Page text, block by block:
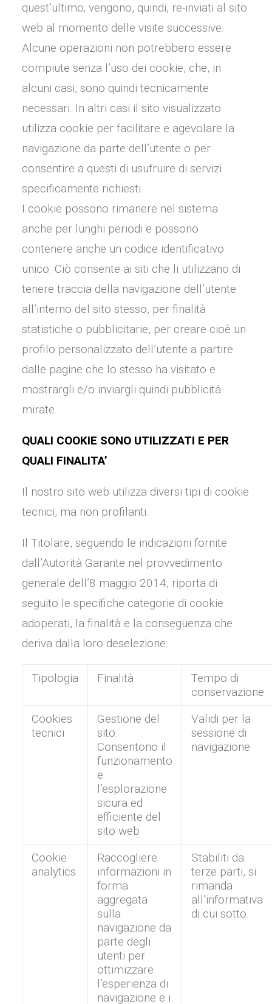
quest’ultimo; vengono, quindi, re-inviati al sito
web al momento delle visite successive.
Alcune operazioni non potrebbero essere
compiute senza l’uso dei cookie, che, in
alcuni casi, sono quindi tecnicamente
necessari. In altri casi il sito visualizzato
utilizza cookie per facilitare e agevolare la
navigazione da parte dell’utente o per
consentire a questi di usufruire di servizi
specificamente richiesti.
I cookie possono rimanere nel sistema
anche per lunghi periodi e possono
contenere anche un codice identificativo
unico. Ciò consente ai siti che li utilizzano di
tenere traccia della navigazione dell’utente
all’interno del sito stesso, per finalità
statistiche o pubblicitarie, per creare cioè un
profilo personalizzato dell’utente a partire
dalle pagine che lo stesso ha visitato e
mostrargli e/o inviargli quindi pubblicità
mirate.
QUALI COOKIE SONO UTILIZZATI E PER
QUALI FINALITA’
Il nostro sito web utilizza diversi tipi di cookie
tecnici, ma non profilanti.
Il Titolare, seguendo le indicazioni fornite
dall’Autorità Garante nel provvedimento
generale dell’8 maggio 2014, riporta di
seguito le specifiche categorie di cookie
adoperati, la finalità e la conseguenza che
deriva dalla loro deselezione:
Tipologia Finalità
Tempo di
conservazione
Cookies
tecnici
Gestione del
sito.
Consentono il
funzionamento
e
l’esplorazione
sicura ed
efficiente del
sito web
Validi per la
sessione di
navigazione
Cookie
analytics
Raccogliere
informazioni in
forma
aggregata
sulla
navigazione da
parte degli
utenti per
ottimizzare
l’esperienza di
navigazione e i
Stabiliti da
terze parti, si
rimanda
all’informativa
di cui sotto.